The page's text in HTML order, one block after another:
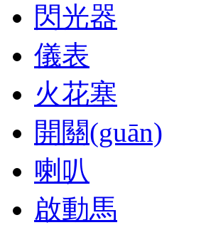
閃光器
儀表
火花塞
開關(guān)
喇叭
啟動馬